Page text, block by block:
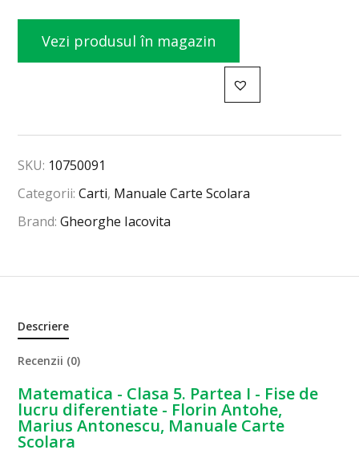
Vezi produsul în magazin
SKU: 10750091
Categorii:Carti, Manuale Carte Scolara
Brand:Gheorghe Iacovita
Descriere
Recenzii (0)
Matematica - Clasa 5. Partea I - Fise de
lucru diferentiate - Florin Antohe,
Marius Antonescu, Manuale Carte
Scolara